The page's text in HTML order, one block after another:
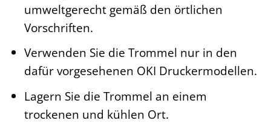
umweltgerecht gemäß den örtlichen
Vorschriften.
Verwenden Sie die Trommel nur in den
dafür vorgesehenen OKI Druckermodellen.
Lagern Sie die Trommel an einem
trockenen und kühlen Ort.